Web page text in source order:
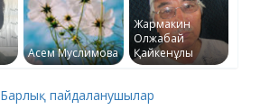
Асем Муслимова
Жармакин
Олжабай
Қайкенұлы
Барлық пайдаланушылар